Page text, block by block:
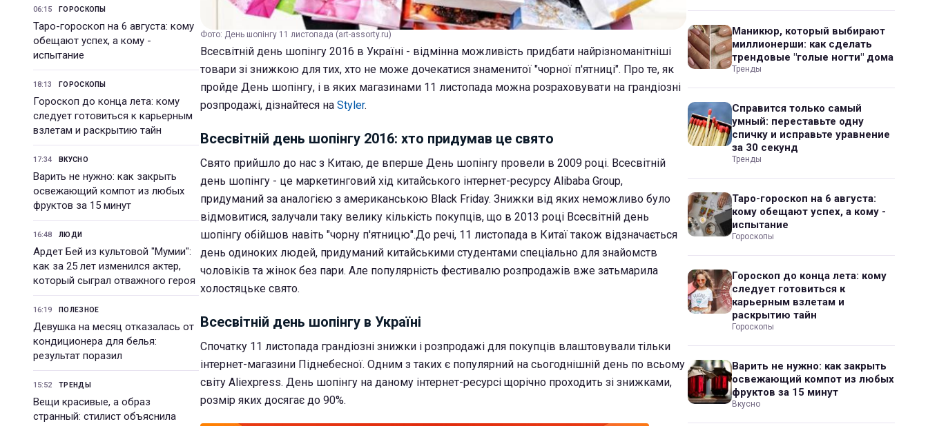
06:15 ГОРОСКОПЫ
Таро-гороскоп на 6 августа: кому
обещают успех, а кому -
испытание
18:13 ГОРОСКОПЫ
Гороскоп до конца лета: кому
следует готовиться к карьерным
взлетам и раскрытию тайн
17:34 ВКУСНО
Варить не нужно: как закрыть
освежающий компот из любых
фруктов за 15 минут
16:48 ЛЮДИ
Ардет Бей из культовой "Мумии":
как за 25 лет изменился актер,
который сыграл отважного героя
16:19 ПОЛЕЗНОЕ
Девушка на месяц отказалась от
кондиционера для белья:
результат поразил
15:52 ТРЕНДЫ
Вещи красивые, а образ
странный: стилист объяснила
Фото: День шопінгу 11 листопада (art-assorty.ru)
Всесвітній день шопінгу 2016 в Україні - відмінна можливість придбати найрізноманітніші
товари зі знижкою для тих, хто не може дочекатися знаменитої "чорної п'ятниці". Про те, як
пройде День шопінгу, і в яких магазинами 11 листопада можна розраховувати на грандіозні
розпродажі, дізнайтеся на Styler.
Всесвітній день шопінгу 2016: хто придумав це свято
Свято прийшло до нас з Китаю, де вперше День шопінгу провели в 2009 році. Всесвітній
день шопінгу - це маркетинговий хід китайського інтернет-ресурсу Alibaba Group,
придуманий за аналогією з американською Black Friday. Знижки від яких неможливо було
відмовитися, залучали таку велику кількість покупців, що в 2013 році Всесвітній день
шопінгу обійшов навіть "чорну п'ятницю".До речі, 11 листопада в Китаї також відзначається
день одиноких людей, придуманий китайськими студентами спеціально для знайомств
чоловіків та жінок без пари. Але популярність фестивалю розпродажів вже затьмарила
холостяцьке свято.
Всесвітній день шопінгу в Україні
Спочатку 11 листопада грандіозні знижки і розпродажі для покупців влаштовували тільки
інтернет-магазини Піднебесної. Одним з таких є популярний на сьогоднішній день по всьому
світу Aliexpress. День шопінгу на даному інтернет-ресурсі щорічно проходить зі знижками,
розмір яких досягає до 90%.
Маникюр, который выбирают
миллионерши: как сделать
трендовые "голые ногти" дома
Тренды
Справится только самый
умный: переставьте одну
спичку и исправьте уравнение
за 30 секунд
Тренды
Таро-гороскоп на 6 августа:
кому обещают успех, а кому -
испытание
Гороскопы
Гороскоп до конца лета: кому
следует готовиться к
карьерным взлетам и
раскрытию тайн
Гороскопы
Варить не нужно: как закрыть
освежающий компот из любых
фруктов за 15 минут
Вкусно